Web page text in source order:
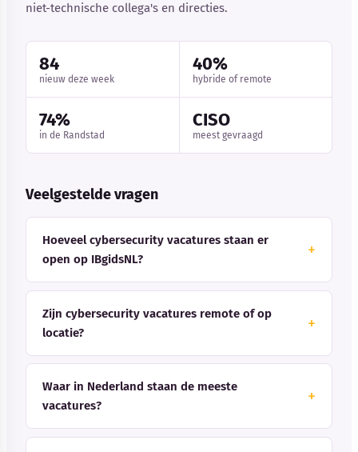
niet-technische collega's en directies.
84
nieuw deze week
40%
hybride of remote
74%
in de Randstad
CISO
meest gevraagd
Veelgestelde vragen
Hoeveel cybersecurity vacatures staan er
open op IBgidsNL?
Zijn cybersecurity vacatures remote of op
locatie?
Waar in Nederland staan de meeste
vacatures?